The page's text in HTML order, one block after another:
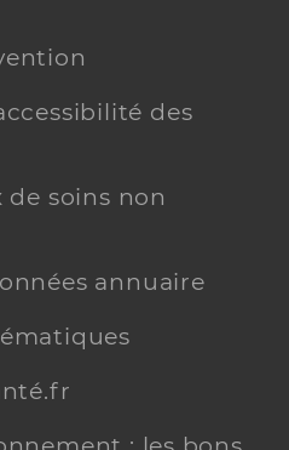
Y ALLER
des
de soins non
annuaire